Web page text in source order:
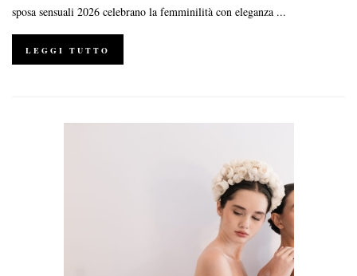
sposa sensuali 2026 celebrano la femminilità con eleganza ...
LEGGI TUTTO